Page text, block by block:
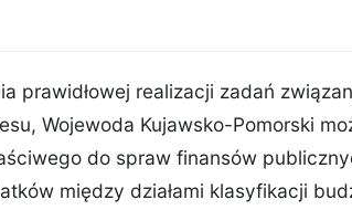
prawidłowej realizacji zadań
Wojewoda Kujawsko-Pomorski
do spraw finansów
między działami klasyfikacji